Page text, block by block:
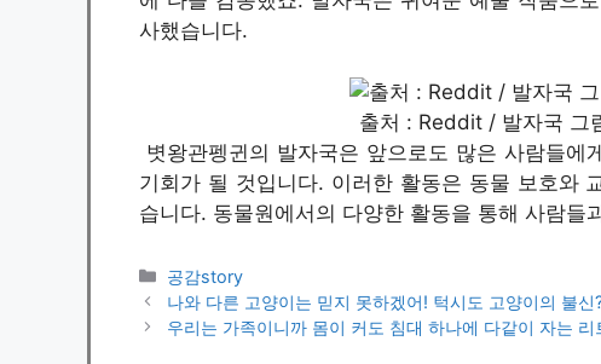
사했습니다.
출처 : Reddit / 발자국 그
볏왕관펭귄의 발자국은 앞으로도 많은 사람들
기회가 될 것입니다. 이러한 활동은 동물 보호와
습니다. 동물원에서의 다양한 활동을 통해 사람
카
테
고
공감story
나와 다른 고양이는 믿지 못하겠어! 턱시도 고양이의 불신
우리는 가족이니까 몸이 커도 침대 하나에 다같이 자는 리